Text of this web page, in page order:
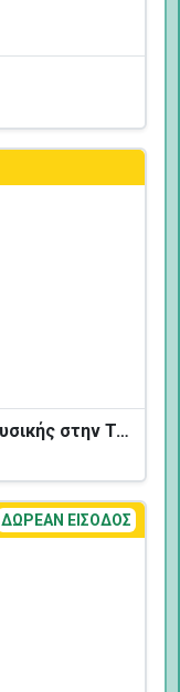
Βραδιά Ζωντανής Ελληνικής Μουσικής στην Ταβέρνα Κελάρι
ΔΩΡΕΑΝ ΕΙΣΟΔΟΣ